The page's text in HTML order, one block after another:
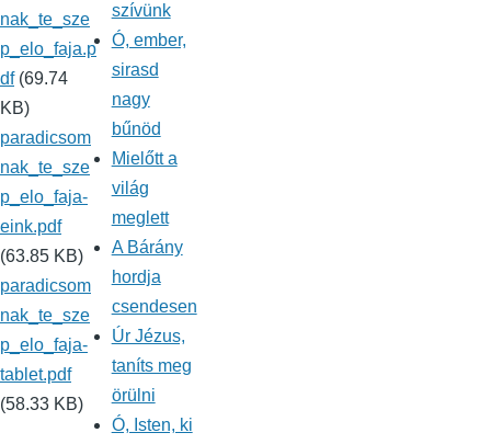
nak_te_sze
p_elo_faja.p
df (69.74
KB)
paradicsom
nak_te_sze
p_elo_faja-
eink.pdf
(63.85 KB)
paradicsom
nak_te_sze
p_elo_faja-
tablet.pdf
(58.33 KB)
szívünk
Ó, ember,
sirasd
nagy
bűnöd
Mielőtt a
világ
meglett
A Bárány
hordja
csendesen
Úr Jézus,
taníts meg
örülni
Ó, Isten, ki